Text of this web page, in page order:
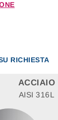
RICHIESTA
ACCIAIO
AISI 316L